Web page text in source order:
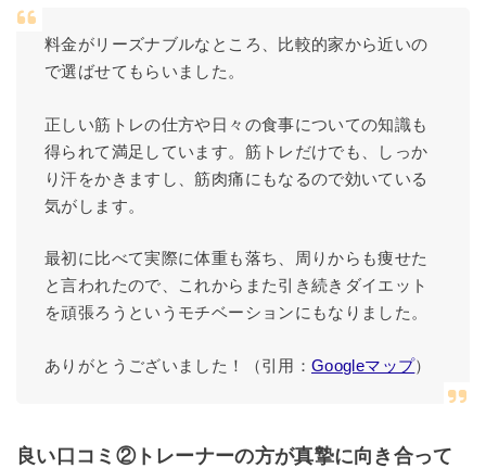
料金がリーズナブルなところ、比較的家から近いの
で選ばせてもらいました。
正しい筋トレの仕方や日々の食事についての知識も
得られて満足しています。筋トレだけでも、しっか
り汗をかきますし、筋肉痛にもなるので効いている
気がします。
最初に比べて実際に体重も落ち、周りからも痩せた
と言われたので、これからまた引き続きダイエット
を頑張ろうというモチベーションにもなりました。
ありがとうございました！（引用：Googleマップ）
良い口コミ②トレーナーの方が真摯に向き合って